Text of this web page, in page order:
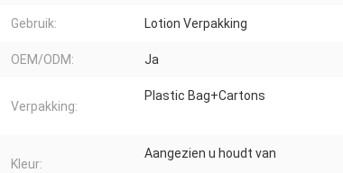
Gebruik: Lotion Verpakking
OEM/ODM: Ja
Verpakking:
Plastic Bag+Cartons
Kleur:
Aangezien u houdt van